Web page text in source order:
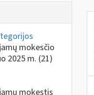
mokesčio
2025 m. (21)
mokestis